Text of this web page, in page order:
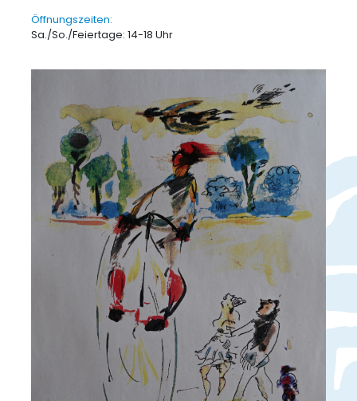
Öffnungszeiten:
Sa./So./Feiertage: 14-18 Uhr